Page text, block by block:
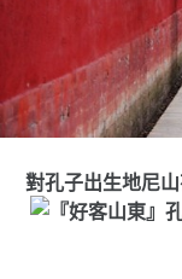
對孔子出生地尼